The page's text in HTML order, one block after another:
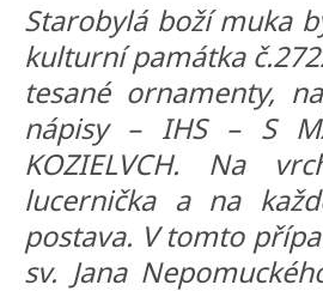
Starobylá boží muka
kulturní památka
tesané ornamenty,
nápisy – IHS – S
KOZIELVCH. Na
lucernička a na
postava. V tomto
sv. Jana